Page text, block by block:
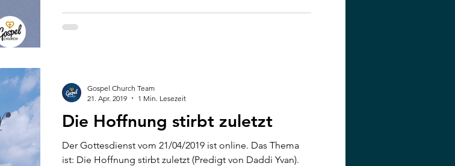
Die Hoffnung stirbt zuletzt
Der Gottesdienst vom 21/04/2019 ist online. Das Thema
ist: Die Hoffnung stirbt zuletzt (Predigt von Daddi Yvan).
Gospel Church Team
21. Apr. 2019
1 Min. Lesezeit